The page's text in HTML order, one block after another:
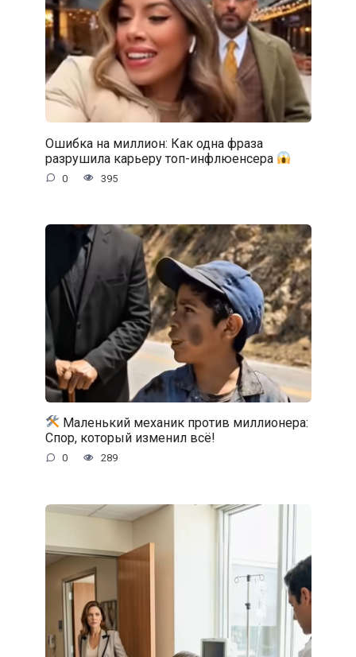
Ошибка на миллион: Как одна фраза
разрушила карьеру топ-инфлюенсера
0 395
Маленький механик против миллионера:
Спор, который изменил всё!
0 289